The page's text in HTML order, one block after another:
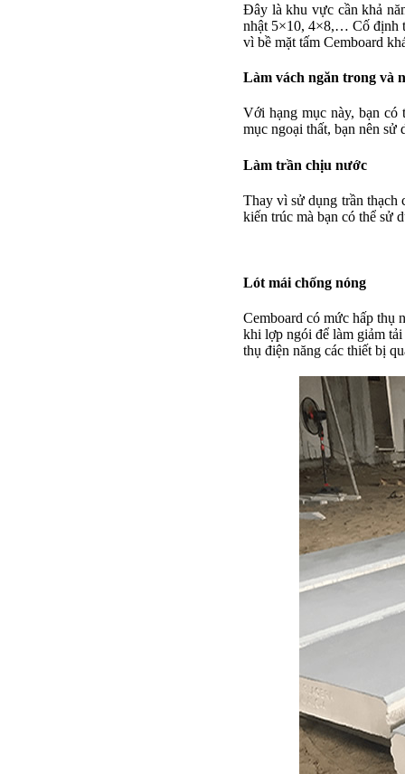
Đây là khu vực cần khả
nhật 5×10, 4×8,… Cố định
vì bề mặt tấm Cemboard
Làm vách ngăn trong và
Với hạng mục này, bạn có
mục ngoại thất, bạn nên
Làm trần chịu nước
Thay vì sử dụng trần thạch
kiến trúc mà bạn có thể sử
Lót mái chống nóng
Cemboard có mức hấp thụ
khi lợp ngói để làm giảm
thụ điện năng các thiết bị